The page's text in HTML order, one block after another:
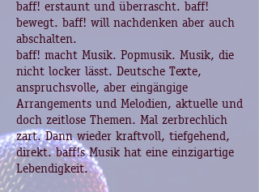
baff! erstaunt und überrascht. baff!
bewegt. baff! will nachdenken aber auch
abschalten.
baff! macht Musik. Popmusik. Musik, die
nicht locker lässt. Deutsche Texte,
anspruchsvolle, aber eingängige
Arrangements und Melodien, aktuelle und
doch zeitlose Themen. Mal zerbrechlich
zart. Dann wieder kraftvoll, tiefgehend,
direkt. baff!s Musik hat eine einzigartige
Lebendigkeit.